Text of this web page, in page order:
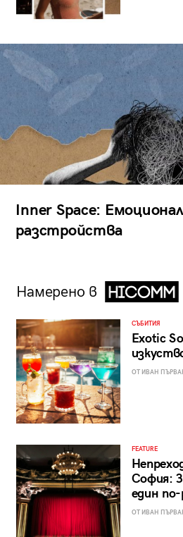
Inner Space:
разстройства
Намерено в
СЪБИТИЯ
Exotic
ОТ ИВАН
FEATURE
София:
един
ОТ ИВАН